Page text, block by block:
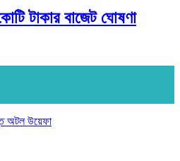
টাকার বাজেট ঘোষণা